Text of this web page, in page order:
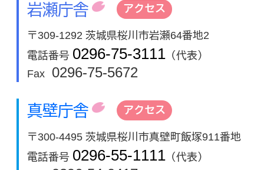
岩瀬庁舎 アクセス
〒309-1292 茨城県桜川市岩瀬64番地2
電話番号 0296-75-3111 （代表）
Fax
0296-75-5672
真壁庁舎 アクセス
〒300-4495 茨城県桜川市真壁町飯塚911番地
電話番号 0296-55-1111 （代表）